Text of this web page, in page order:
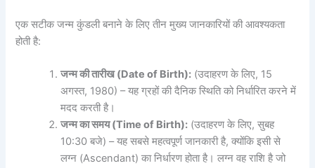
एक सटीक जन्म कुंडली बनाने के लिए तीन मुख्य जानकारियों की आवश्यकता
होती है:
जन्म की तारीख (Date of Birth): (उदाहरण के लिए, 15
अगस्त, 1980) –यह ग्रहों की दैनिक स्थिति को निर्धारित करने में
मदद करती है।
जन्म का समय (Time of Birth): (उदाहरण के लिए, सुबह
10:30 बजे) –यह सबसे महत्वपूर्ण जानकारी है, क्योंकि इसी से
लग्न (Ascendant) का निर्धारण होता है। लग्न वह राशि है जो